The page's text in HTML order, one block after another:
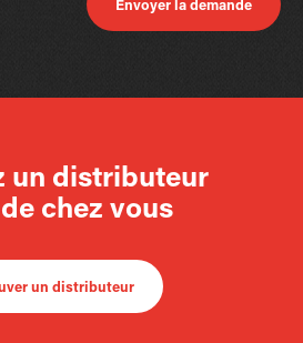
Envoyer la demande
un distributeur
chez vous
un distributeur